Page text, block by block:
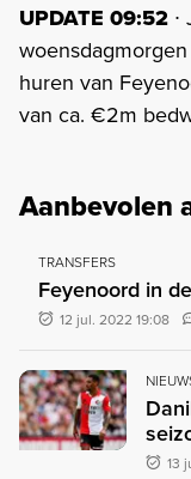
UPDATE 09:52
huren van
van ca. €2m
Aanbevolen
TRANSFERS
Feyenoord in
12 jul. 2022 19:08
13